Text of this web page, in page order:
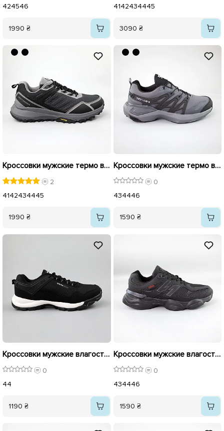
424546
1990 ₴
4142434445
3090 ₴
Кроссовки мужские термо влагостойкие 590311 Серые черные
2
4142434445
1990 ₴
Кроссовки мужские термо влагостойкие 592769 Серые
0
434446
1590 ₴
Кроссовки мужские влагостойкие 589995 Черные
0
44
1190 ₴
Кроссовки мужские влагостойкие термо 593073 Черные
0
434446
1590 ₴